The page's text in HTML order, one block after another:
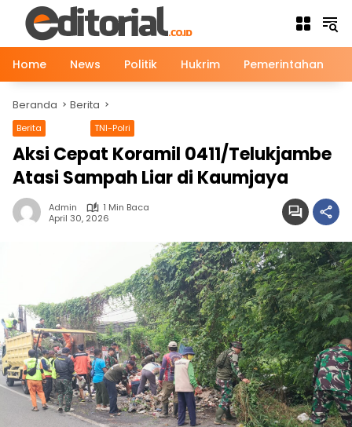
Langsung
konten
Home
News Politik Hukrim Pemerintahan
Beranda Berita
Berita TNI-Polri
Aksi Cepat Koramil 0411/Telukjambe
Atasi Sampah Liar di Kaumjaya
Admin
1 Min Baca
April 30, 2026